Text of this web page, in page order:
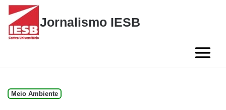
Skip
content
Jornalismo IESB
Meio Ambiente